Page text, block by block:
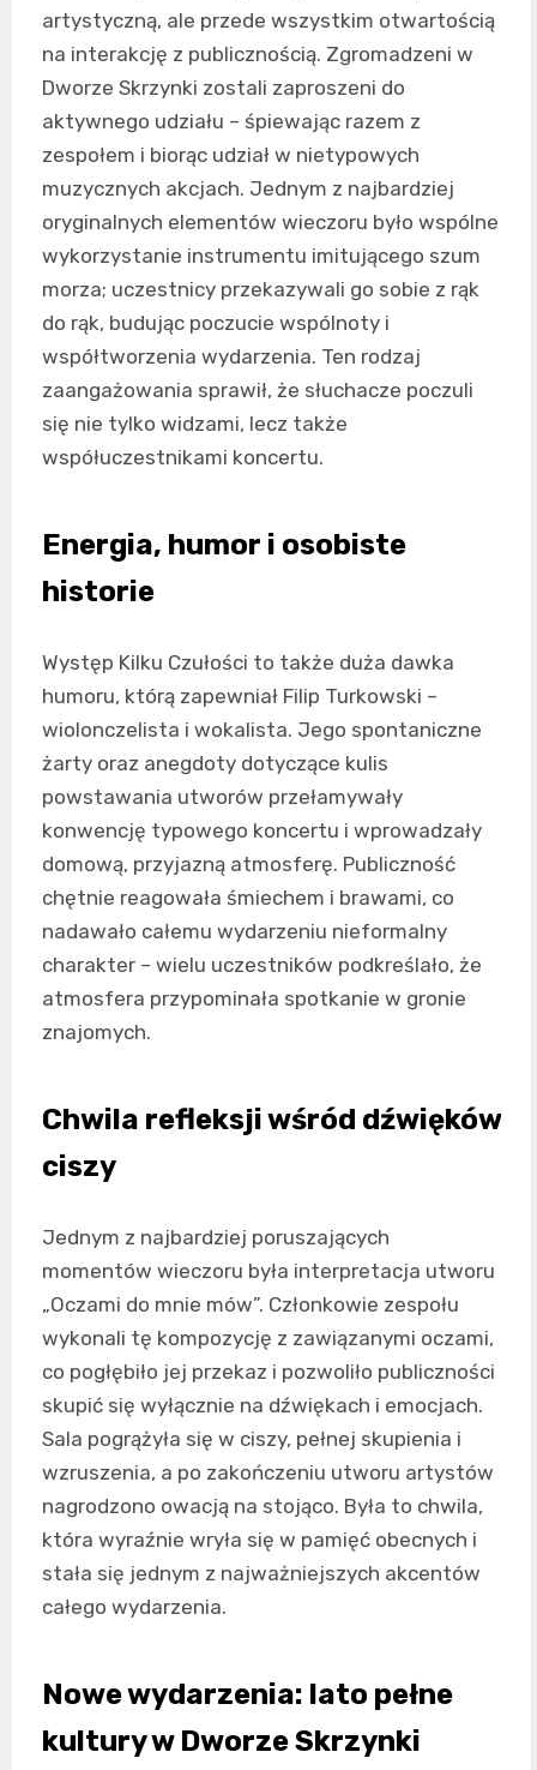
artystyczną, ale przede wszystkim otwartością
na interakcję z publicznością. Zgromadzeni w
Dworze Skrzynki zostali zaproszeni do
aktywnego udziału – śpiewając razem z
zespołem i biorąc udział w nietypowych
muzycznych akcjach. Jednym z najbardziej
oryginalnych elementów wieczoru było wspólne
wykorzystanie instrumentu imitującego szum
morza; uczestnicy przekazywali go sobie z rąk
do rąk, budując poczucie wspólnoty i
współtworzenia wydarzenia. Ten rodzaj
zaangażowania sprawił, że słuchacze poczuli
się nie tylko widzami, lecz także
współuczestnikami koncertu.
Energia, humor i osobiste
historie
Występ Kilku Czułości to także duża dawka
humoru, którą zapewniał Filip Turkowski –
wiolonczelista i wokalista. Jego spontaniczne
żarty oraz anegdoty dotyczące kulis
powstawania utworów przełamywały
konwencję typowego koncertu i wprowadzały
domową, przyjazną atmosferę. Publiczność
chętnie reagowała śmiechem i brawami, co
nadawało całemu wydarzeniu nieformalny
charakter – wielu uczestników podkreślało, że
atmosfera przypominała spotkanie w gronie
znajomych.
Chwila refleksji wśród dźwięków
ciszy
Jednym z najbardziej poruszających
momentów wieczoru była interpretacja utworu
„Oczami do mnie mów”. Członkowie zespołu
wykonali tę kompozycję z zawiązanymi oczami,
co pogłębiło jej przekaz i pozwoliło publiczności
skupić się wyłącznie na dźwiękach i emocjach.
Sala pogrążyła się w ciszy, pełnej skupienia i
wzruszenia, a po zakończeniu utworu artystów
nagrodzono owacją na stojąco. Była to chwila,
która wyraźnie wryła się w pamięć obecnych i
stała się jednym z najważniejszych akcentów
całego wydarzenia.
Nowe wydarzenia: lato pełne
kultury w Dworze Skrzynki